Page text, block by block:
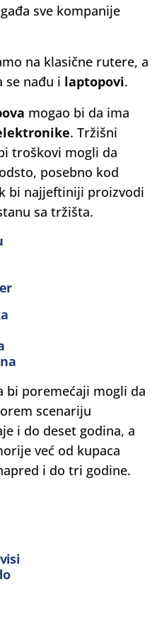
sve kompanije
na klasične rutere, a
nađu i laptopovi.
mogao bi da ima
. Tržišni
troškovi mogli da
posebno kod
bi najjeftiniji proizvodi
sa tržišta.
bi poremećaji mogli da
scenariju
i do deset godina, a
već od kupaca
i do tri godine.